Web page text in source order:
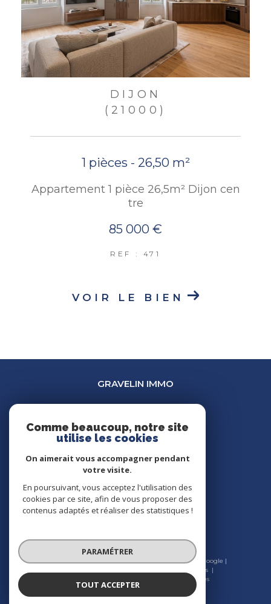
DIJON
(21000)
1 pièces - 26,50 m²
Appartement 1 pièce 26,5m² Dijon cen
tre
85 000 €
REF : 471
VOIR LE BIEN
GRAVELIN IMMO
marion@gravelin-immo.com
30 rue Bannelier
NOUS SUIVRE SUR
© 2026 | Tous droits réservés | Traduction powered by Google |
Mentions légales
Cookies
Comme beaucoup, notre site
utilise les cookies
On aimerait vous accompagner pendant
votre visite.
En poursuivant, vous acceptez l'utilisation des
cookies par ce site, afin de vous proposer des
contenus adaptés et réaliser des statistiques !
PARAMÉTRER
TOUT ACCEPTER